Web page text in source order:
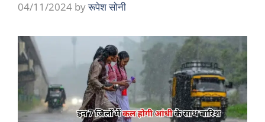
04/11/2024 byरूपेश सोनी